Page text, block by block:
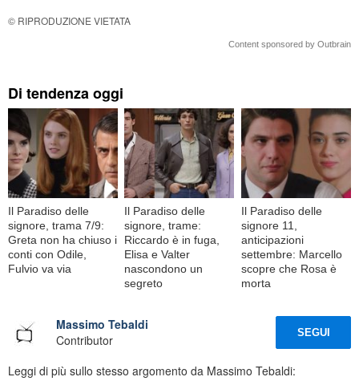
© RIPRODUZIONE VIETATA
Content sponsored by Outbrain
Di tendenza oggi
Il Paradiso delle
signore, trama 7/9:
Greta non ha chiuso i
conti con Odile,
Fulvio va via
Il Paradiso delle
signore, trame:
Riccardo è in fuga,
Elisa e Valter
nascondono un
segreto
Il Paradiso delle
signore 11,
anticipazioni
settembre: Marcello
scopre che Rosa è
morta
Massimo Tebaldi
Contributor
SEGUI
Leggi di più sullo stesso argomento da Massimo Tebaldi: